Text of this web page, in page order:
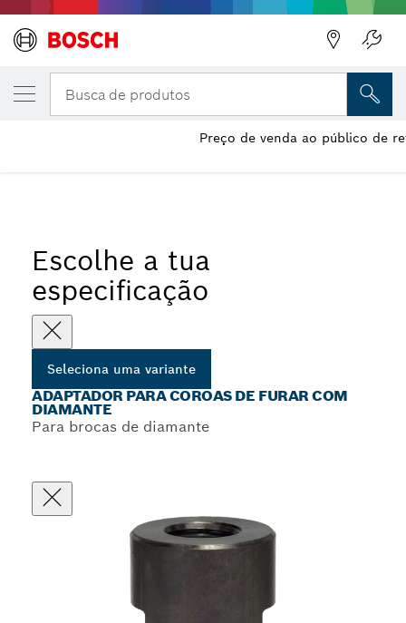
Busca de produtos
Adaptadores para coroas de diamante
Escolhe a tua
especificação
Seleciona uma variante
ADAPTADOR PARA COROAS DE FURAR COM
DIAMANTE
Para brocas de diamante
A VARIANTE QUE SELECIONASTE
Adaptador para coroas de furar com
Preço de venda ao público de